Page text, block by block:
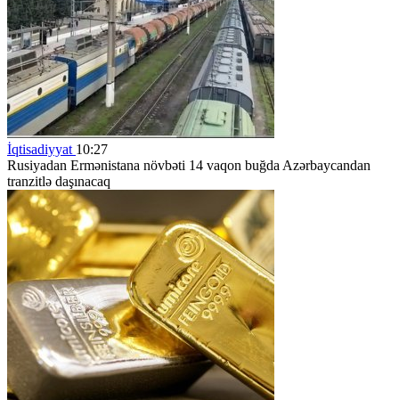
İqtisadiyyat 10:27
Rusiyadan Ermənistana növbəti 14 vaqon buğda Azərbaycandan
tranzitlə daşınacaq